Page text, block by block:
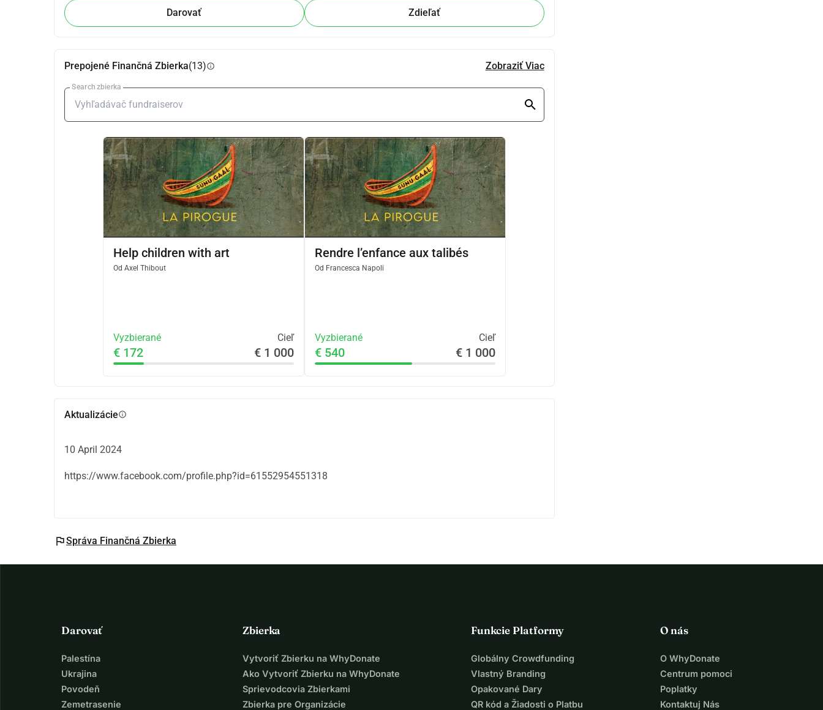
La Pirogue
Darovať Zdieľať
Prepojené Finančná Zbierka(13)info Zobraziť Viac
Search zbierka
Help children with art
Od Axel Thibout
Vyzbierané Cieľ
€ 172 € 1 000
Rendre l’enfance aux talibés
Od Francesca Napoli
Vyzbierané Cieľ
€ 540 € 1 000
Aktualizácieinfo
10 April 2024
https://www.facebook.com/profile.php?id=61552954551318
flagSpráva Finančná Zbierka
Darovať
Palestína
Ukrajina
Povodeň
Zemetrasenie
Zbierka
Vytvoriť Zbierku na WhyDonate
Ako Vytvoriť Zbierku na WhyDonate
Sprievodcovia Zbierkami
Zbierka pre Organizácie
Funkcie Platformy
Globálny Crowdfunding
Vlastný Branding
Opakované Dary
QR kód a Žiadosti o Platbu
O nás
O WhyDonate
Centrum pomoci
Poplatky
Kontaktuj Nás